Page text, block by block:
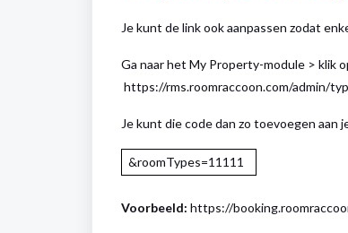
Je kunt de link ook aanpassen zodat
Ga naar het My Property-module > klik
https://rms.roomraccoon.com/admin/
Je kunt die code dan zo toevoegen aan
&roomTypes=11111
Voorbeeld: https://